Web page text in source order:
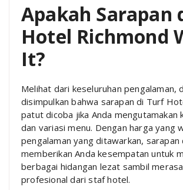
Apakah Sarapan
Hotel Richmond
It?
Melihat dari keseluruhan pengalaman,
disimpulkan bahwa sarapan di Turf
patut dicoba jika Anda mengutamakan
dan variasi menu. Dengan harga yang
pengalaman yang ditawarkan, sarapan
memberikan Anda kesempatan untuk
berbagai hidangan lezat sambil
profesional dari staf hotel.